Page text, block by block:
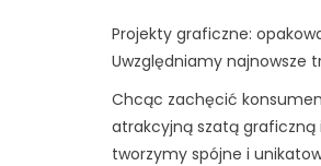
Projekty graficzne:
Uwzględniamy najnowsze
Chcąc zachęcić
atrakcyjną szatą graficzną
tworzymy spójne i